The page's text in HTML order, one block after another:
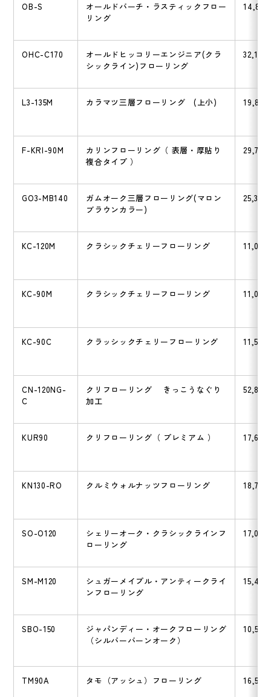
OB-S
オールドバーチ・ラスティックフロー
リング
14,850
OHC-C170
オールドヒッコリーエンジニア(クラ
シックライン)フローリング
32,120
L3-135M カラマツ三層フローリング (上小) 19,800
F-KRI-90M
カリンフローリング（ 表層・厚貼り
複合タイプ ）
29,700
GO3-MB140
ガムオーク三層フローリング(マロン
ブラウンカラー)
25,300
KC-120M クラシックチェリーフローリング 11,000
KC-90M クラシックチェリーフローリング 11,000
KC-90C クラッシックチェリーフローリング 11,550
CN-120NG-
C
クリフローリング きっこうなぐり
加工
52,800
KUR90 クリフローリング（ プレミアム ） 17,600
KN130-RO クルミウォルナッツフローリング 18,700
SO-O120
シェリーオーク・クラシックラインフ
ローリング
17,050
SM-M120
シュガーメイプル・アンティークライ
ンフローリング
15,400
SBO-150
ジャパンディー・オークフローリング
（シルバーバーンオーク）
10,500
TM90A タモ（アッシュ）フローリング 16,500